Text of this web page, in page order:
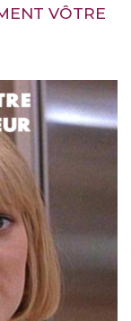
VÔTRE